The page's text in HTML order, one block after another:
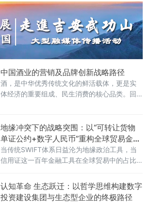
务实可行的路径。
协商一致方式获得通过。这一刻，全球贸易金
融的百年格局被正式改写。这份由中国在联合
国国际贸易法委员会（UNCITRAL）发起、全
程主导并深度制定的国际公约，源自重庆铁路
提单物权化的司法实践与中
中国酒业的营销及品牌创新战略路径
酒，是中华优秀传统文化的鲜活载体，更是实
体经济的重要组成、民生消费的核心品类。回
传播生态同步迭代重塑，酒业也在时代浪潮中
完成了从粗放扩张到精细运营、从规模增长到
质量提升的深刻转型。
地缘冲突下的战略突围：以“可转让货物
单证公约+数字人民币”重构全球贸易金融
新秩序
当传统SWIFT体系日益沦为地缘政治工具，当
信用证这一百年金融工具在全球贸易中的占比
面：中国如何在动荡中构建自主可控、安全高
认知革命 生态跃迁：以哲学思维构建数字
投资建设集团与生态型企业的终极路径